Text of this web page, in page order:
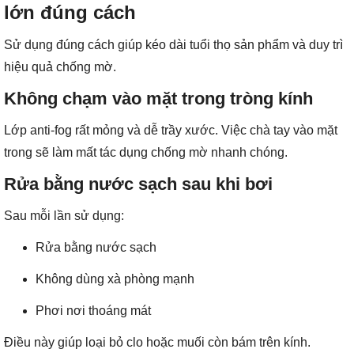
lớn đúng cách
Sử dụng đúng cách giúp kéo dài tuổi thọ sản phẩm và duy trì
hiệu quả chống mờ.
Không chạm vào mặt trong tròng kính
Lớp anti-fog rất mỏng và dễ trầy xước. Việc chà tay vào mặt
trong sẽ làm mất tác dụng chống mờ nhanh chóng.
Rửa bằng nước sạch sau khi bơi
Sau mỗi lần sử dụng:
Rửa bằng nước sạch
Không dùng xà phòng mạnh
Phơi nơi thoáng mát
Điều này giúp loại bỏ clo hoặc muối còn bám trên kính.